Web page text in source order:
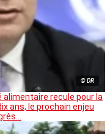
© DR
alimentaire recule pour la
ans, le prochain enjeu